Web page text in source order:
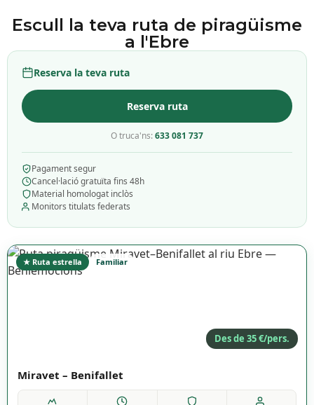
Escull la teva ruta de piragüisme
a l'Ebre
★ Ruta estrella Familiar
Des de 35 €/pers.
Miravet – Benifallet
Reserva la teva ruta
Reserva ruta
O truca'ns:633 081 737
Pagament segur
Cancel·lació gratuïta fins 48h
Material homologat inclòs
Monitors titulats federats